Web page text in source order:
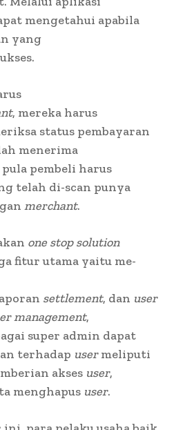
mengetahui apabila
yang
, mereka harus
status pembayaran
menerima
pembeli harus
telah di-scan punya
merchant.
one stop solution
fitur utama yaitu me-
settlement, dan user
management,
super admin dapat
terhadap usermeliputi
akses user,
menghapus user.